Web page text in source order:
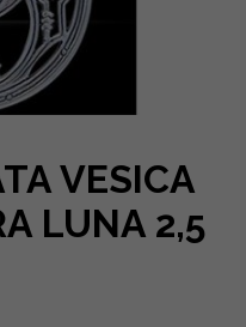
VESICA
LUNA 2,5